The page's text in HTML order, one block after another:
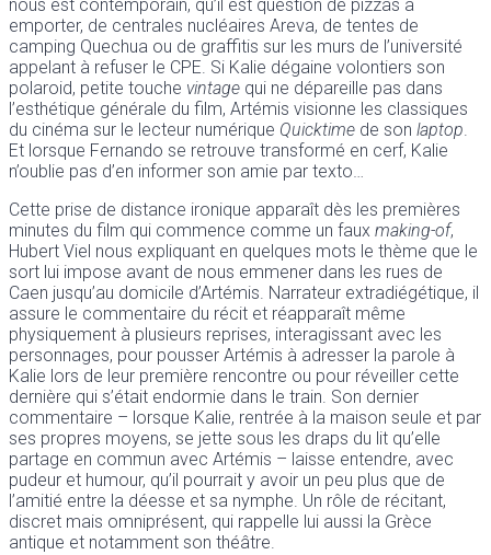
nous est contemporain, qu’il est question de pizzas à
emporter, de centrales nucléaires Areva, de tentes de
camping Quechua ou de graffitis sur les murs de l’université
appelant à refuser le CPE. Si Kalie dégaine volontiers son
polaroid, petite touche vintage qui ne dépareille pas dans
l’esthétique générale du film, Artémis visionne les classiques
du cinéma sur le lecteur numérique Quicktime de son laptop.
Et lorsque Fernando se retrouve transformé en cerf, Kalie
n’oublie pas d’en informer son amie par texto…
Cette prise de distance ironique apparaît dès les premières
minutes du film qui commence comme un faux making-of,
Hubert Viel nous expliquant en quelques mots le thème que le
sort lui impose avant de nous emmener dans les rues de
Caen jusqu’au domicile d’Artémis. Narrateur extradiégétique, il
assure le commentaire du récit et réapparaît même
physiquement à plusieurs reprises, interagissant avec les
personnages, pour pousser Artémis à adresser la parole à
Kalie lors de leur première rencontre ou pour réveiller cette
dernière qui s’était endormie dans le train. Son dernier
commentaire – lorsque Kalie, rentrée à la maison seule et par
ses propres moyens, se jette sous les draps du lit qu’elle
partage en commun avec Artémis – laisse entendre, avec
pudeur et humour, qu’il pourrait y avoir un peu plus que de
l’amitié entre la déesse et sa nymphe. Un rôle de récitant,
discret mais omniprésent, qui rappelle lui aussi la Grèce
antique et notamment son théâtre.